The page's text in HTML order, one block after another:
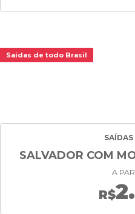
Saídas de todo Brasil
SALVADOR COM
A
R$